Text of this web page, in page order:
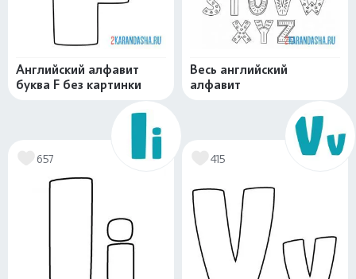
Английский алфавит
буква F без картинки
Весь английский
алфавит
657 415